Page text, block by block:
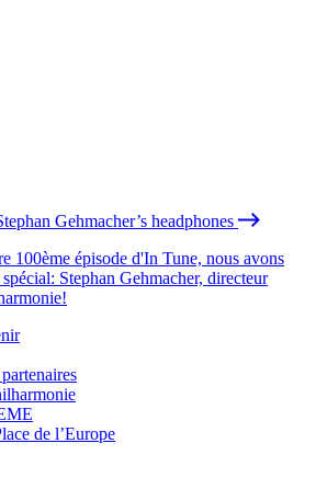
Gehmacher’s headphones
100ème épisode d'In Tune, nous avons
Stephan Gehmacher, directeur
de l’Europe